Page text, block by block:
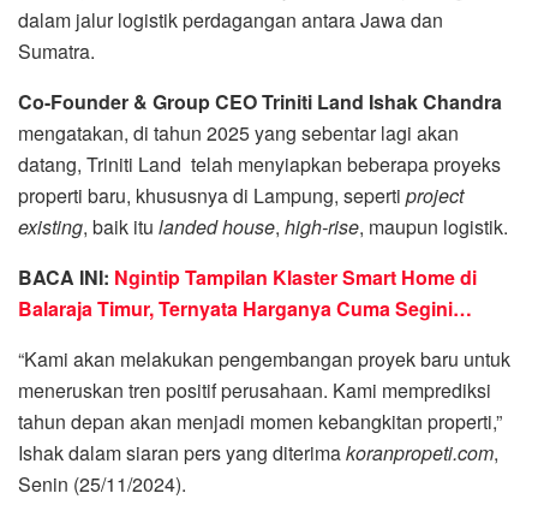
dalam jalur logistik perdagangan antara Jawa dan
Sumatra.
Co-Founder & Group CEO Triniti Land Ishak Chandra
mengatakan, di tahun 2025 yang sebentar lagi akan
datang, Triniti Land telah menyiapkan beberapa proyeks
properti baru, khususnya di Lampung, seperti project
existing, baik itu landed house, high-rise, maupun logistik.
BACA INI: Ngintip Tampilan Klaster Smart Home di
Balaraja Timur, Ternyata Harganya Cuma Segini…
“Kami akan melakukan pengembangan proyek baru untuk
meneruskan tren positif perusahaan. Kami memprediksi
tahun depan akan menjadi momen kebangkitan properti,”
Ishak dalam siaran pers yang diterimakoranpropeti.com,
Senin (25/11/2024).